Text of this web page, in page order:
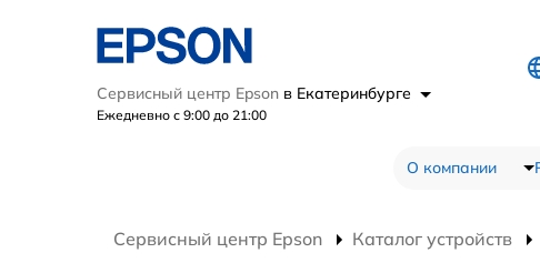
Сервисный центр Epson в Екатеринбурге
Ежедневно с 9:00 до 21:00
О компании
Сервисный центр Epson Каталог устройств